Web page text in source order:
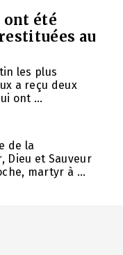
ont été
au
les plus
a reçu deux
ont ...
de la
Dieu et Sauveur
martyr à ...